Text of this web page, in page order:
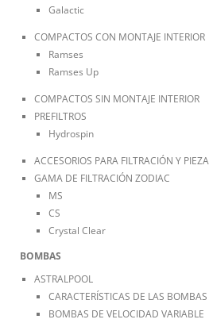
Galactic
COMPACTOS CON MONTAJE INTERIOR
Ramses
Ramses Up
COMPACTOS SIN MONTAJE INTERIOR
PREFILTROS
Hydrospin
ACCESORIOS PARA FILTRACIÓN Y
GAMA DE FILTRACIÓN ZODIAC
MS
CS
Crystal Clear
BOMBAS
ASTRALPOOL
CARACTERÍSTICAS DE LAS
BOMBAS DE VELOCIDAD VARIABLE